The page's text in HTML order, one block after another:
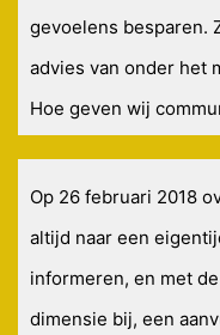
gevoelens besparen.
advies van onder het
Hoe geven wij
Op 26 februari 2018
altijd naar een
informeren, en met
dimensie bij, een